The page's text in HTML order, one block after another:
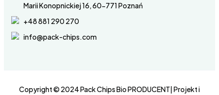
Marii Konopnickiej 16, 60-771 Poznań
+48 881 290 270
info@pack-chips.com
Copyright © 2024 Pack Chips Bio PRODUCENT| Projekt i